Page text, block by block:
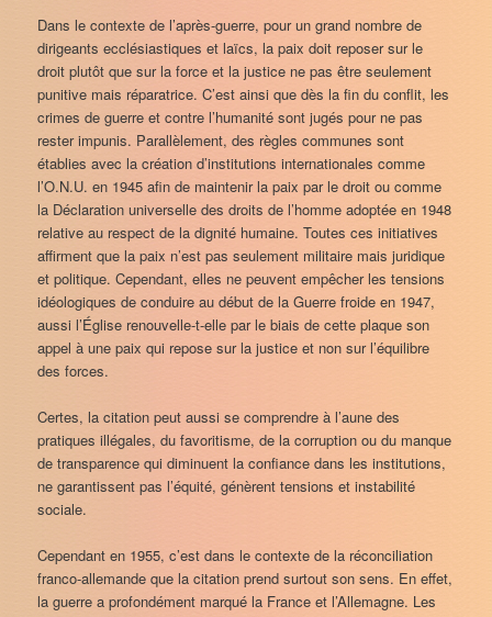
Dans le contexte de l’après-guerre, pour un grand nombre de
dirigeants ecclésiastiques et laïcs, la paix doit reposer sur le
droit plutôt que sur la force et la justice ne pas être seulement
punitive mais réparatrice. C’est ainsi que dès la fin du conflit, les
crimes de guerre et contre l’humanité sont jugés pour ne pas
rester impunis. Parallèlement, des règles communes sont
établies avec la création d’institutions internationales comme
l’O.N.U. en 1945 afin de maintenir la paix par le droit ou comme
la Déclaration universelle des droits de l’homme adoptée en 1948
relative au respect de la dignité humaine. Toutes ces initiatives
affirment que la paix n’est pas seulement militaire mais juridique
et politique. Cependant, elles ne peuvent empêcher les tensions
idéologiques de conduire au début de la Guerre froide en 1947,
aussi l’Église renouvelle-t-elle par le biais de cette plaque son
appel à une paix qui repose sur la justice et non sur l’équilibre
des forces.
Certes, la citation peut aussi se comprendre à l’aune des
pratiques illégales, du favoritisme, de la corruption ou du manque
de transparence qui diminuent la confiance dans les institutions,
ne garantissent pas l’équité, génèrent tensions et instabilité
sociale.
Cependant en 1955, c’est dans le contexte de la réconciliation
franco-allemande que la citation prend surtout son sens. En effet,
la guerre a profondément marqué la France et l’Allemagne. Les